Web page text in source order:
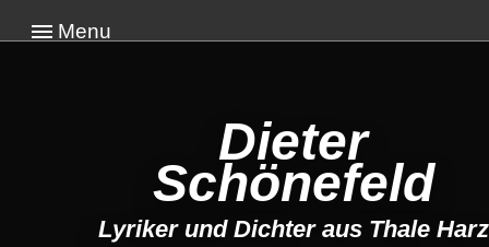
Menu
Dieter
Schönefeld
Lyriker und Dichter aus Thale Harz